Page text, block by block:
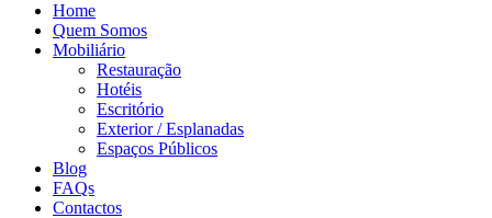
Home
Quem Somos
Mobiliário
Restauração
Hotéis
Escritório
Exterior / Esplanadas
Espaços Públicos
Blog
FAQs
Contactos